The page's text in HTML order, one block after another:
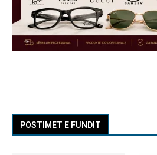
POSTIMET E FUNDIT